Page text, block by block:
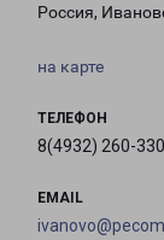
Россия,
на карте
ТЕЛЕФОН
8(4932) 260-330
EMAIL